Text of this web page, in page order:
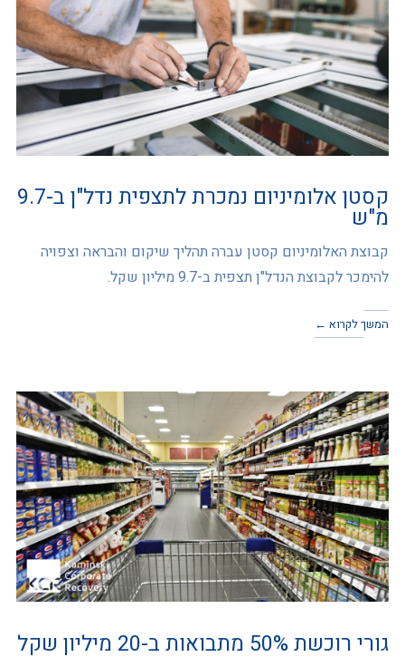
קסטן אלומיניום נמכרת לתצפית נדל"ן ב-9.7
מ"ש
קבוצת האלומיניום קסטן עברה תהליך שיקום והבראה וצפויה
להימכר לקבוצת הנדל"ן תצפית ב-9.7 מיליון שקל.
המשך לקרוא ←
גורי רוכשת 50% מתבואות ב-20 מיליון שקל